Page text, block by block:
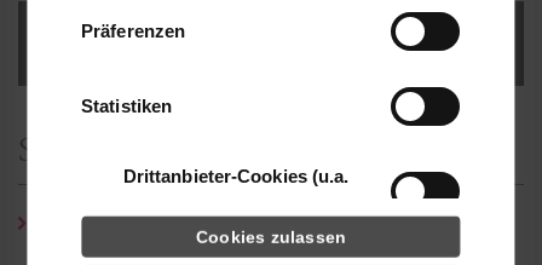
Daten zusammen, die Sie ihnen bereitgestellt
haben oder die sie im Rahmen Ihrer Nutzung
Präferenzen
Statistiken
Drittanbieter-Cookies (u.a.
Cookies zulassen
Studien- und Prüfungsordnung
Bitte beachten Sie die Amtlichen Bekanntmachungen unter
Studien- und Prüfungsordnung auf unserer Homepage unter